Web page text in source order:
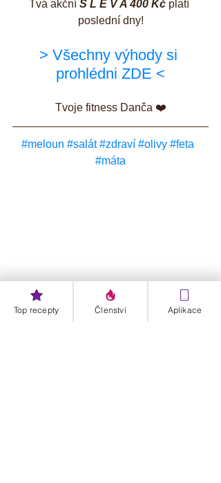
Tvá akční S L E V A 400 Kč platí
poslední dny!
> Všechny výhody si
prohlédni ZDE <
Tvoje fitness Danča ❤️
#meloun #salát #zdraví #olivy #feta
#máta
Top recepty Členství Aplikace